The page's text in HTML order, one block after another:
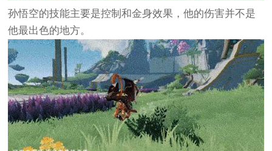
孙悟空的技能主要是控制和金身效果，他的伤害并不是
他最出色的地方。